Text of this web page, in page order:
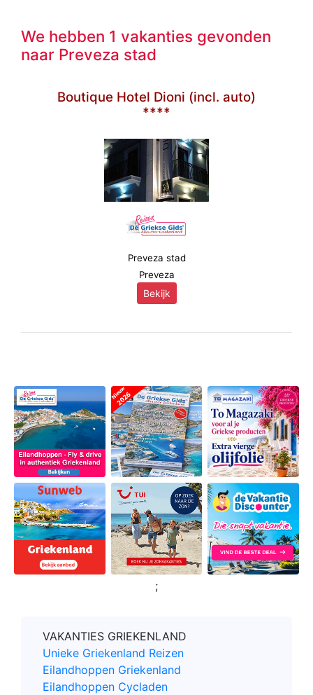
We hebben 1 vakanties gevonden
naar Preveza stad
Boutique Hotel Dioni (incl. auto)
****
Preveza stad
Preveza
Bekijk
;
VAKANTIES GRIEKENLAND
Unieke Griekenland Reizen
Eilandhoppen Griekenland
Eilandhoppen Cycladen